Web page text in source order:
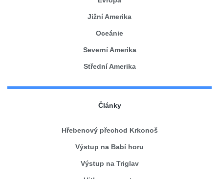
Jižní Amerika
Oceánie
Severní Amerika
Střední Amerika
Články
Hřebenový přechod Krkonoš
Výstup na Babí horu
Výstup na Triglav